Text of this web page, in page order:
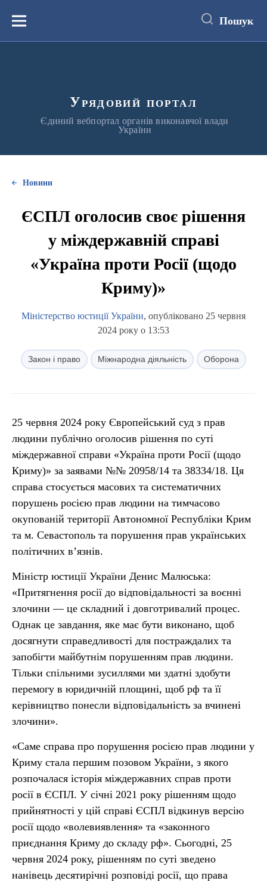
вмістуМеню Пошук
Урядовий портал
Єдиний вебпортал органів виконавчої влади
України
Новини
ЄСПЛ оголосив своє рішення
у міждержавній справі
«Україна проти Росії (щодо
Криму)»
Міністерство юстиції України, опубліковано 25 червня
2024 року о 13:53
Закон і право Міжнародна діяльність Оборона
25 червня 2024 року Європейський суд з прав
людини публічно оголосив рішення по суті
міждержавної справи «Україна проти Росії (щодо
Криму)» за заявами №№ 20958/14 та 38334/18. Ця
справа стосується масових та систематичних
порушень росією прав людини на тимчасово
окупованій території Автономної Республіки Крим
та м. Севастополь та порушення прав українських
політичних в’язнів.
Міністр юстиції України Денис Малюська:
«Притягнення росії до відповідальності за воєнні
злочини — це складний і довготривалий процес.
Однак це завдання, яке має бути виконано, щоб
досягнути справедливості для постраждалих та
запобігти майбутнім порушенням прав людини.
Тільки спільними зусиллями ми здатні здобути
перемогу в юридичній площині, щоб рф та її
керівництво понесли відповідальність за вчинені
злочини».
«Саме справа про порушення росією прав людини у
Криму стала першим позовом України, з якого
розпочалася історія міждержавних справ проти
росії в ЄСПЛ. У січні 2021 року рішенням щодо
прийнятності у цій справі ЄСПЛ відкинув версію
росії щодо «волевиявлення» та «законного
приєднання Криму до складу рф». Сьогодні, 25
червня 2024 року, рішенням по суті зведено
нанівець десятирічні розповіді росії, що права